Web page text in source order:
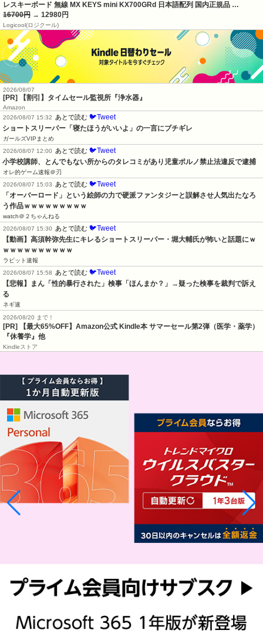
レスキーボード 無線 MX KEYS mini KX700GRd 日本語配列 国内正規品 …
16700円 → 12980円
Logicool(ロジクール)
2026/08/07
[PR] 【割引】タイムセール監視所『浄水器』
Amazon
2026/08/07 15:32
あとで読む 🐦Tweet
ショートスリーパー「寝たほうがいいよ」の一言にブチギレ
ガールズVIPまとめ
2026/08/07 12:00
あとで読む 🐦Tweet
小学校講師、とんでもない所からのタレコミがあり児童ポルノ禁止法違反で逮捕
オレ的ゲーム速報＠刃
2026/08/07 15:03
あとで読む 🐦Tweet
「オーバーロード」という絵師の力で硬派ファンタジーと誤解させ人気出たなろ
う作品ｗｗｗｗｗｗｗｗｗ
watch＠２ちゃんねる
2026/08/07 15:30
あとで読む 🐦Tweet
【動画】高須幹弥先生にキレるショートスリーパー・堀大輔氏が怖いと話題にｗ
ｗｗｗｗｗｗｗｗｗｗ
ラビット速報
2026/08/07 15:58
あとで読む 🐦Tweet
【悲報】まん「性的暴行された」検事「ほんまか？」→疑った検事を裁判で訴え
る
ネギ速
2026/08/20 まで！
[PR]
【最大65%OFF】Amazon公式 Kindle本 サマーセール第2弾（医学・薬学）
『休養学』他
Kindleストア